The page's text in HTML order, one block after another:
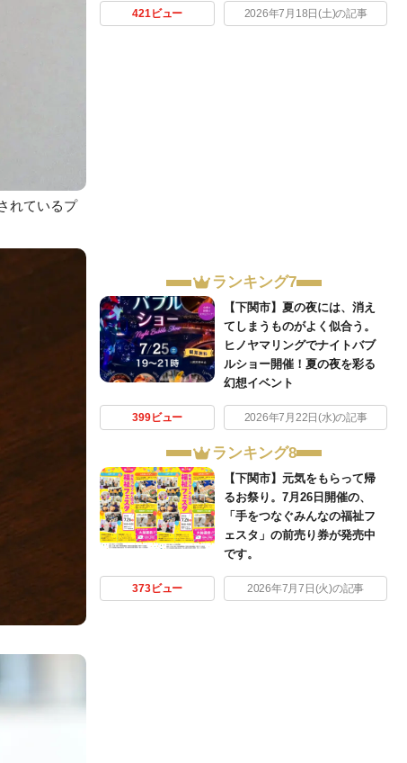
れているプ
421ビュー 2026年7月18日(土)の記事
ランキング7
【下関市】夏の夜には、消え
てしまうものがよく似合う。
ヒノヤマリングでナイトバブ
ルショー開催！夏の夜を彩る
幻想イベント
399ビュー 2026年7月22日(水)の記事
ランキング8
【下関市】元気をもらって帰
るお祭り。7月26日開催の、
「手をつなぐみんなの福祉フ
ェスタ」の前売り券が発売中
です。
373ビュー 2026年7月7日(火)の記事